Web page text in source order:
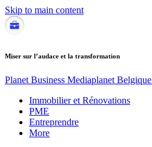
Skip to main content
Miser sur l’audace et la transformation
Planet Business Mediaplanet Belgique
Immobilier et Rénovations
PME
Entreprendre
More